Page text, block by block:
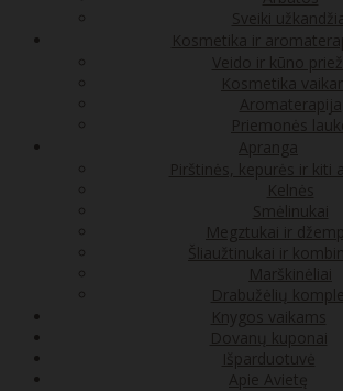
Sveiki
Kosmetika ir
Veido ir kūno
Kosmetika
Aromaterapija
Priemonės
Apranga
Pirštinės, kepurės ir kiti
Kelnės
Smėlinukai
Megztukai ir
Šliaužtinukai ir
Marškinėliai
Drabužėlių
Knygos vaikams
Dovanų kuponai
Išparduotuvė
Apie Avietę